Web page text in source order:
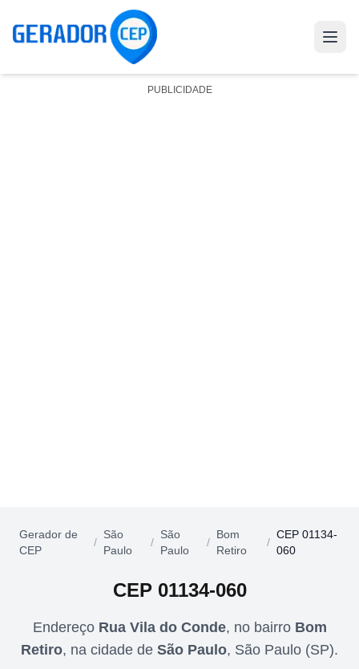
PUBLICIDADE
Gerador de
CEP
/
São
Paulo
/
São
Paulo
/
Bom
Retiro
/
CEP 01134-
060
CEP 01134-060
Endereço Rua Vila do Conde, no bairro Bom
Retiro, na cidade de São Paulo, São Paulo (SP).